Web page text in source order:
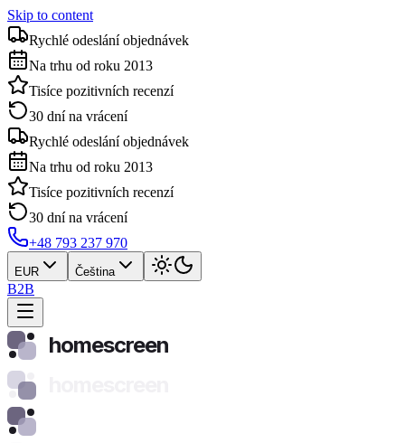
Skip to content
Rychlé odeslání objednávek
Na trhu od roku 2013
Tisíce pozitivních recenzí
30 dní na vrácení
Rychlé odeslání objednávek
Na trhu od roku 2013
Tisíce pozitivních recenzí
30 dní na vrácení
+48 793 237 970
EUR Čeština
B2B
homescreen